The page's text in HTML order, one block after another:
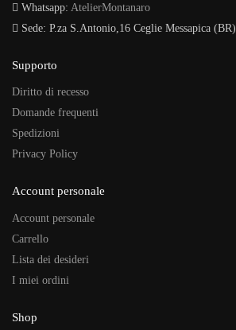
Whatsapp: AtelierMontanaro
Sede: P.za S.Antonio,16 Ceglie Messapica (BR)
Supporto
Diritto di recesso
Domande frequenti
Spedizioni
Privacy Policy
Account personale
Account personale
Carrello
Lista dei desideri
I miei ordini
Shop